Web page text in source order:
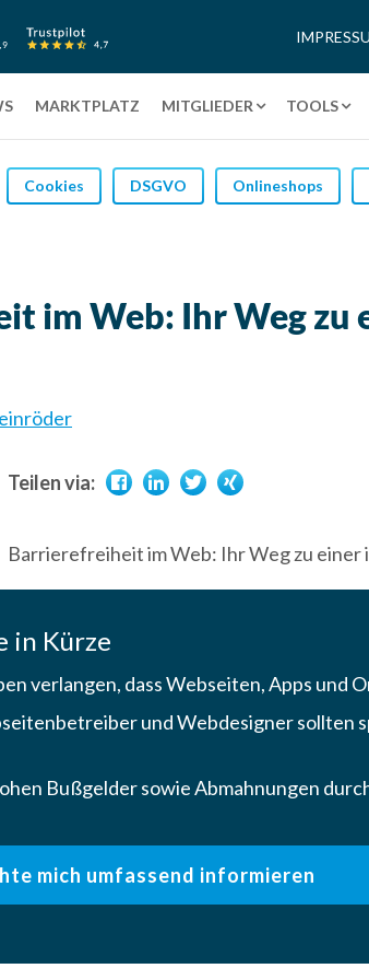
MARKTPLATZ MITGLIEDER TOOLS
Cookies DSGVO Onlineshops
im Web: Ihr Weg zu
Teilen via:
Barrierefreiheit im Web: Ihr Weg zu einer
in Kürze
verlangen, dass Webseiten, Apps und
und Webdesigner sollten
Bußgelder sowie Abmahnungen
mich umfassend informieren